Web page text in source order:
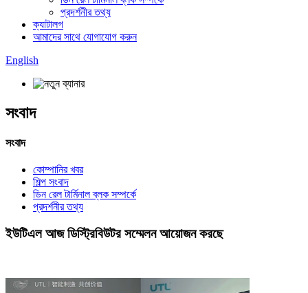
প্রদর্শনীর তথ্য
ক্যাটালগ
আমাদের সাথে যোগাযোগ করুন
English
সংবাদ
সংবাদ
কোম্পানির খবর
শিল্প সংবাদ
ডিন রেল টার্মিনাল ব্লক সম্পর্কে
প্রদর্শনীর তথ্য
ইউটিএল আজ ডিস্ট্রিবিউটর সম্মেলন আয়োজন করছে